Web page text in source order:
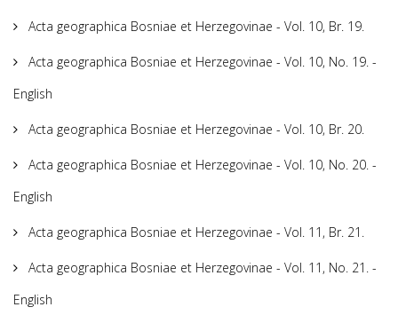
Acta geographica Bosniae et Herzegovinae - Vol. 10, Br. 19.
Acta geographica Bosniae et Herzegovinae - Vol. 10, No. 19. -
English
Acta geographica Bosniae et Herzegovinae - Vol. 10, Br. 20.
Acta geographica Bosniae et Herzegovinae - Vol. 10, No. 20. -
English
Acta geographica Bosniae et Herzegovinae - Vol. 11, Br. 21.
Acta geographica Bosniae et Herzegovinae - Vol. 11, No. 21. -
English